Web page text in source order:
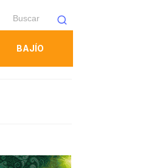
DETIENE A DOS PERSONAS
BAJÍO